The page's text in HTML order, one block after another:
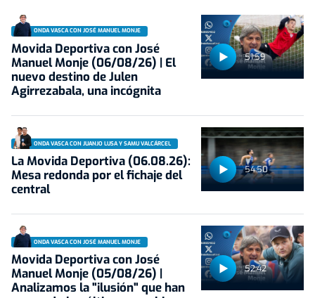
51:59
ONDA VASCA CON JOSÉ MANUEL MONJE
Movida Deportiva con José
Manuel Monje (06/08/26) | El
nuevo destino de Julen
Agirrezabala, una incógnita
54:50
ONDA VASCA CON JUANJO LUSA Y SAMU VALCÁRCEL
La Movida Deportiva (06.08.26):
Mesa redonda por el fichaje del
central
52:42
ONDA VASCA CON JOSÉ MANUEL MONJE
Movida Deportiva con José
Manuel Monje (05/08/26) |
Analizamos la "ilusión" que han